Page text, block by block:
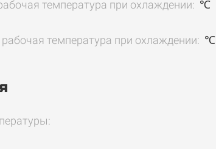
температура при охлаждении: ℃
температура при охлаждении: ℃